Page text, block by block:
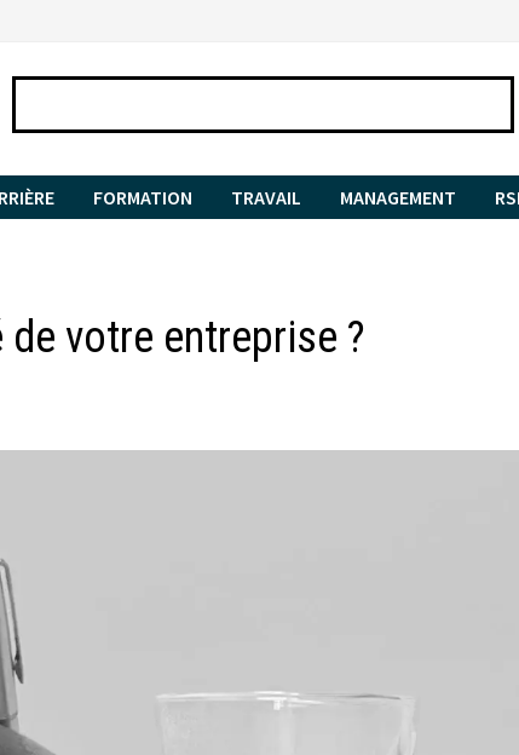
FORMATION TRAVAIL MANAGEMENT
votre entreprise ?